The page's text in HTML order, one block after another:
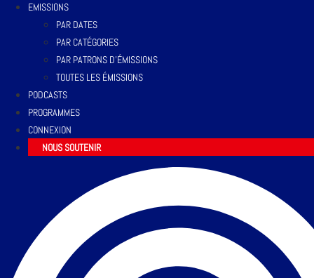
EMISSIONS
PAR DATES
PAR CATÉGORIES
PAR PATRONS D’ÉMISSIONS
TOUTES LES ÉMISSIONS
PODCASTS
PROGRAMMES
CONNEXION
NOUS SOUTENIR